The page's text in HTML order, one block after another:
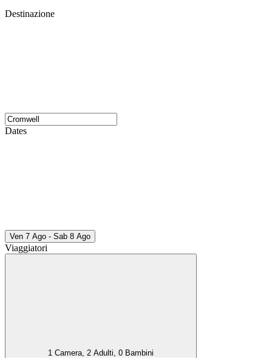
Destinazione
Dates
Ven 7 Ago - Sab 8 Ago
Viaggiatori
1 Camera, 2 Adulti, 0 Bambini